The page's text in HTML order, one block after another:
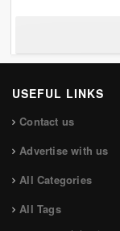
USEFUL LINKS
Contact us
Advertise with us
All Categories
All Tags